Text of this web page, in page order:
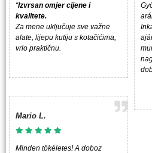
“Izvrsan omjer cijene i
kvalitete.
Za mene uključuje sve važne
alate, lijepu kutiju s kotačićima,
vrlo praktičnu.
Mario L.
Minden tökéletes! A doboz